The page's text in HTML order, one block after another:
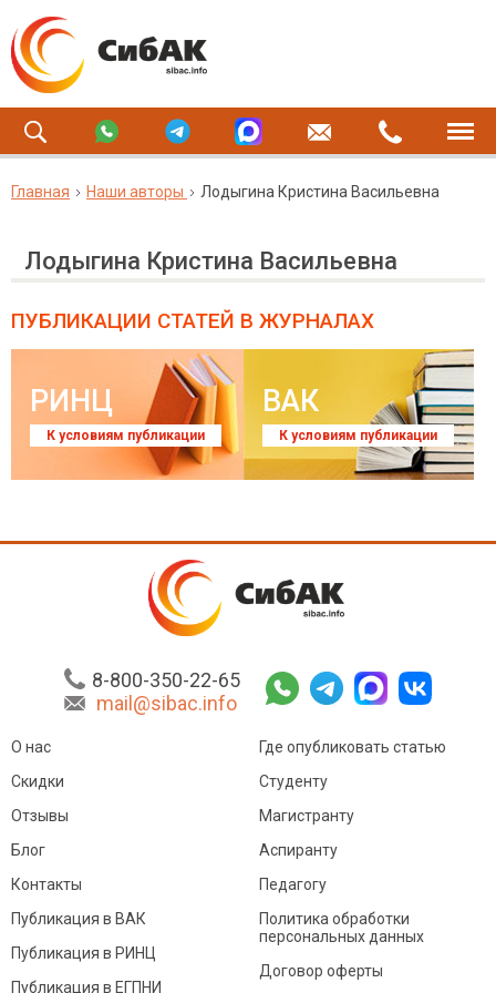
Главная Наши авторы Лодыгина Кристина Васильевна
Лодыгина Кристина Васильевна
ПУБЛИКАЦИИ СТАТЕЙ В ЖУРНАЛАХ
РИНЦ
К условиям публикации
ВАК
К условиям публикации
8-800-350-22-65
mail@sibac.info
О нас
Скидки
Отзывы
Блог
Контакты
Где опубликовать статью
Студенту
Магистранту
Аспиранту
Педагогу
Публикация в ВАК
Публикация в РИНЦ
Публикация в ЕГПНИ
Политика обработки
персональных данных
Договор оферты